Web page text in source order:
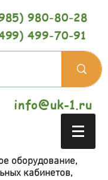
980-80-28
499-70-91
info@uk-1.ru
оборудование,
кабинетов,